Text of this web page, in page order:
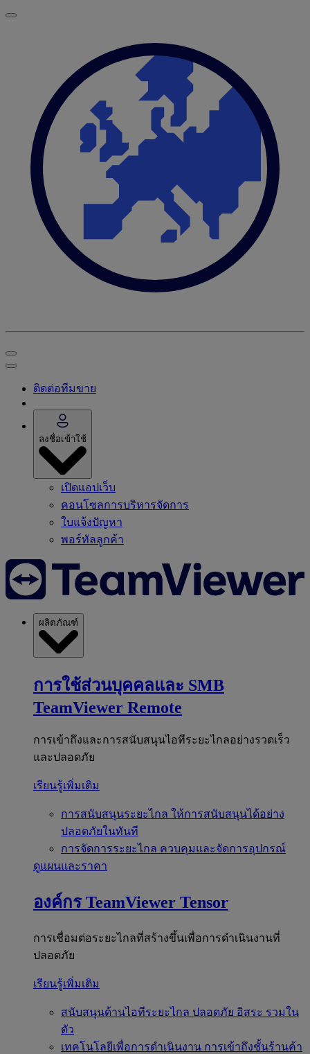
ติดต่อทีมขาย
ลงชื่อเข้าใช้
เปิดแอปเว็บ
คอนโซลการบริหารจัดการ
ใบแจ้งปัญหา
พอร์ทัลลูกค้า
ผลิตภัณฑ์
การใช้ส่วนบุคคลและ SMB
TeamViewer Remote
การเข้าถึงและการสนับสนุนไอทีระยะไกลอย่างรวดเร็ว
และปลอดภัย
เรียนรู้เพิ่มเติม
การสนับสนุนระยะไกล ให้การสนับสนุนได้อย่าง
ปลอดภัยในทันที
การจัดการระยะไกล ควบคุมและจัดการอุปกรณ์
ดูแผนและราคา
องค์กร TeamViewer Tensor
การเชื่อมต่อระยะไกลที่สร้างขึ้นเพื่อการดำเนินงานที่
ปลอดภัย
เรียนรู้เพิ่มเติม
สนับสนุนด้านไอทีระยะไกล ปลอดภัย อิสระ รวมใน
ตัว
เทคโนโลยีเพื่อการดำเนินงาน การเข้าถึงชั้นร้านค้า